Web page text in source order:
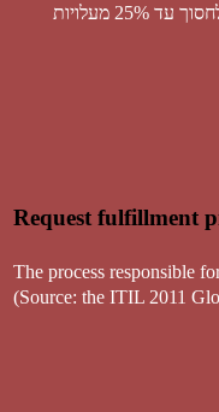
@ ביישום מנגנוני Self Service יעילים ניתן לחסוך עד 25% מעלויות
Request fulfillment
The process responsible
(Source: the ITIL 2011